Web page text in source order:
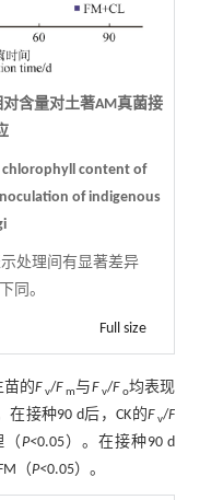
含量对土著AM真菌接
chlorophyll content of
of indigenous
处理间有显著差异
同。
Full size
苗的F v/F m与F v/F o均表现
在接种90 d后，CK的F v/F
（P<0.05）。在接种90 d
（P<0.05）。